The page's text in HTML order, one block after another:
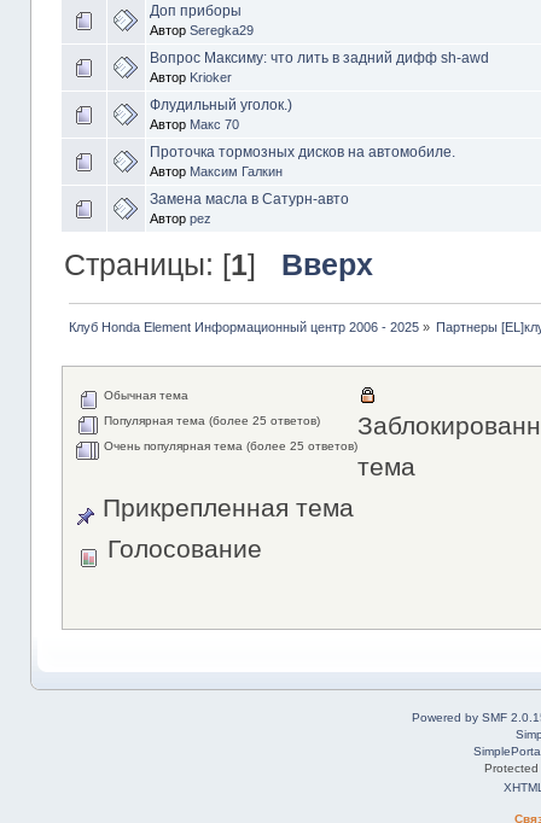
Доп приборы
Автор Seregka29
Вопрос Максиму: что лить в задний дифф sh-awd
Автор Krioker
Флудильный уголок.)
Автор Макс 70
Проточка тормозных дисков на автомобиле.
Автор Максим Галкин
Замена масла в Сатурн-авто
Автор pez
Страницы: [1] Вверх
Клуб Honda Element Информационный центр 2006 - 2025» Партнеры
Обычная тема
Популярная тема (более 25 ответов)
Очень популярная тема (более 25 ответов)
тема
Прикрепленная тема
Голосование
Powered by SMF